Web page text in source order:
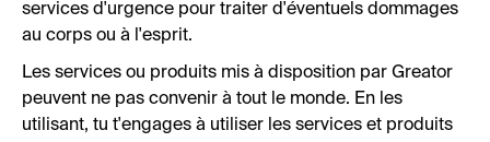
services d'urgence pour traiter d'éventuels dommages
au corps ou à l'esprit.
Les services ou produits mis à disposition par Greator
peuvent ne pas convenir à tout le monde. En les
utilisant, tu t'engages à utiliser les services et produits